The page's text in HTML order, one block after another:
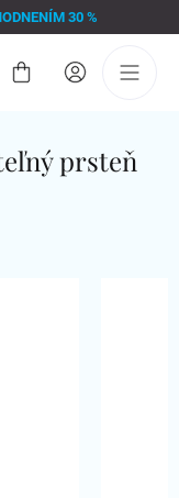
30 %
Nákupný
prsteň